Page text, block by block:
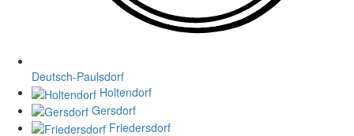
Deutsch-Paulsdorf
Holtendorf
Gersdorf
Friedersdorf